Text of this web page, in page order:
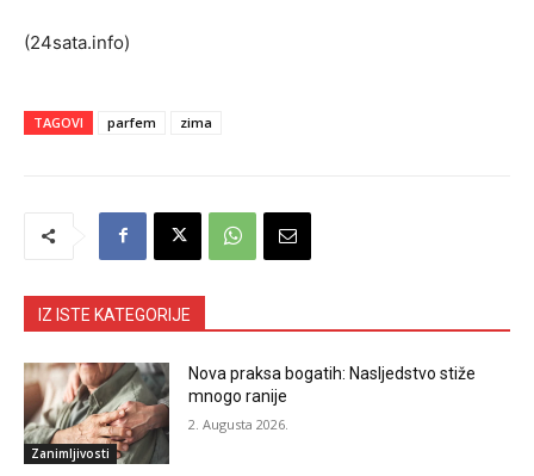
(24sata.info)
TAGOVI parfem zima
IZ ISTE KATEGORIJE
Zanimljivosti
Nova praksa bogatih: Nasljedstvo stiže
mnogo ranije
2. Augusta 2026.